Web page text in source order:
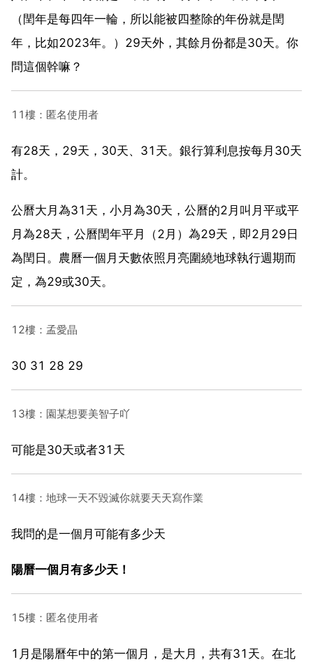
（閏年是每四年一輪，所以能被四整除的年份就是閏
年，比如2023年。）29天外，其餘月份都是30天。你
問這個幹嘛？
11樓：匿名使用者
有28天，29天，30天、31天。銀行算利息按每月30天
計。
公曆大月為31天，小月為30天，公曆的2月叫月平或平
月為28天，公曆閏年平月（2月）為29天，即2月29日
為閏日。農曆一個月天數依照月亮圍繞地球執行週期而
定，為29或30天。
12樓：孟愛晶
30 31 28 29
13樓：園某想要美智子吖
可能是30天或者31天
14樓：地球一天不毀滅你就要天天寫作業
我問的是一個月可能有多少天
陽曆一個月有多少天！
15樓：匿名使用者
1月是陽曆年中的第一個月，是大月，共有31天。在北